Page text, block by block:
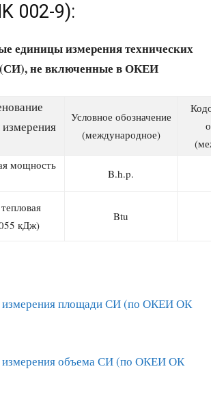
002-9):
единицы измерения технических
не включенные в ОКЕИ
Условное обозначение
(международное)
мощность
B.h.p.
кДж)
Btu
измерения площади СИ (по ОКЕИ ОК
измерения объема СИ (по ОКЕИ ОК